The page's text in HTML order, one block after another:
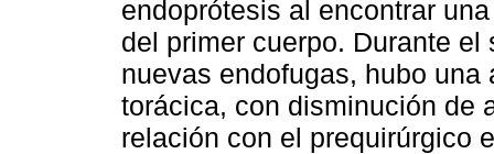
endoprótesis al encontrar
del primer cuerpo. Durante
nuevas endofugas, hubo
torácica, con disminución de
relación con el prequirúrgico